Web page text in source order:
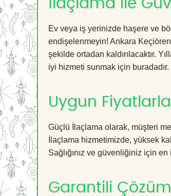
İlaçlama ile
Ev veya iş yerinizde haşere ve
endişelenmeyin! Ankara
şekilde ortadan kaldırılacaktır.
iyi hizmeti sunmak için buradadır.
Uygun
Güçlü İlaçlama olarak, müşteri
İlaçlama hizmetimizde, yüksek
Sağlığınız ve güvenliğiniz için
Garantili